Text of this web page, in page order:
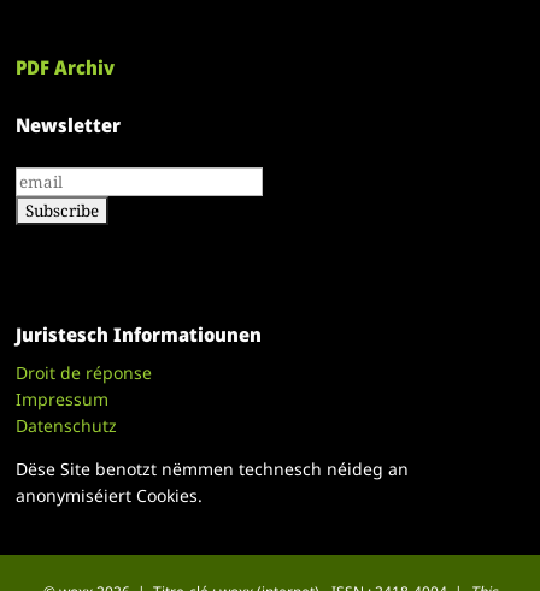
PDF Archiv
Newsletter
Juristesch Informatiounen
Droit de réponse
Impressum
Datenschutz
Dëse Site benotzt nëmmen technesch néideg an
anonymiséiert Cookies.